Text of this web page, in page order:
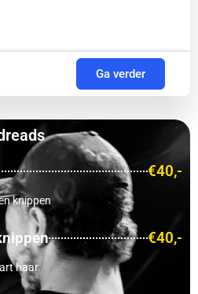
Ga verder
€40,-
knippen
€40,-
haar